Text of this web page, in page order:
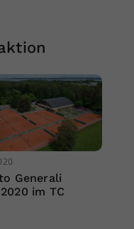
Generali
im TC